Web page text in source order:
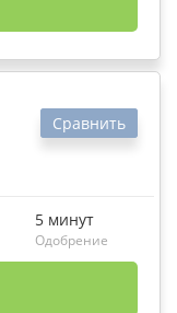
Сравнить
5 минут
Одобрение